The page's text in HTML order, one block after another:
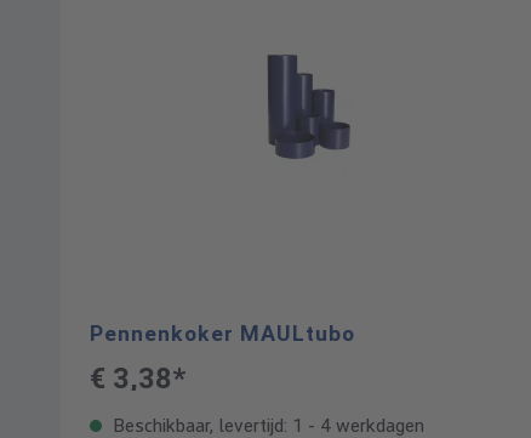
Pennenkoker MAULtubo
€ 3,38*
Beschikbaar, levertijd: 1 - 4 werkdagen